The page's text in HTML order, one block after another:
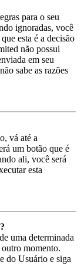
para o seu
ignoradas, você
esta é a decisão
não possui
em seu
sabe as razões
vá até a
um botão que é
ali, você será
esta
uma determinada
momento.
do Usuário e siga